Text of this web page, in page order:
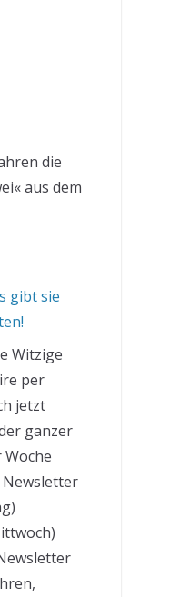
die
aus dem
gibt sie
Witzige
per
jetzt
ganzer
Newsletter